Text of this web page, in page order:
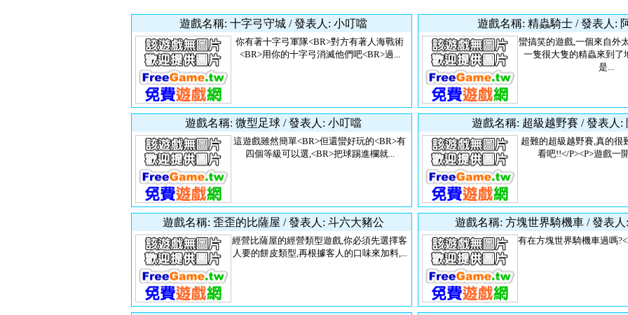
遊戲名稱: 十字弓守城 / 發表人: 小叮噹
你有著十字弓軍隊<BR>對方有著人海戰術
<BR>用你的十字弓消滅他們吧<BR>過...
遊戲名稱: 精蟲騎士 / 發表人:
蠻搞笑的遊戲,一個來自外
一隻很大隻的精蟲來到了
是...
遊戲名稱: 微型足球 / 發表人: 小叮噹
這遊戲雖然簡單<BR>但還蠻好玩的<BR>有
四個等級可以選,<BR>把球踢進欄就...
遊戲名稱: 超級越野賽 / 發表人:
超難的超級越野賽,真的很
看吧!!</P><P>遊戲一
遊戲名稱: 歪歪的比薩屋 / 發表人: 斗六大豬公
經營比薩屋的經營類型遊戲,你必須先選擇客
人要的餅皮類型,再根據客人的口味來加料,...
遊戲名稱: 方塊世界騎機車 / 發表
有在方塊世界騎機車過嗎